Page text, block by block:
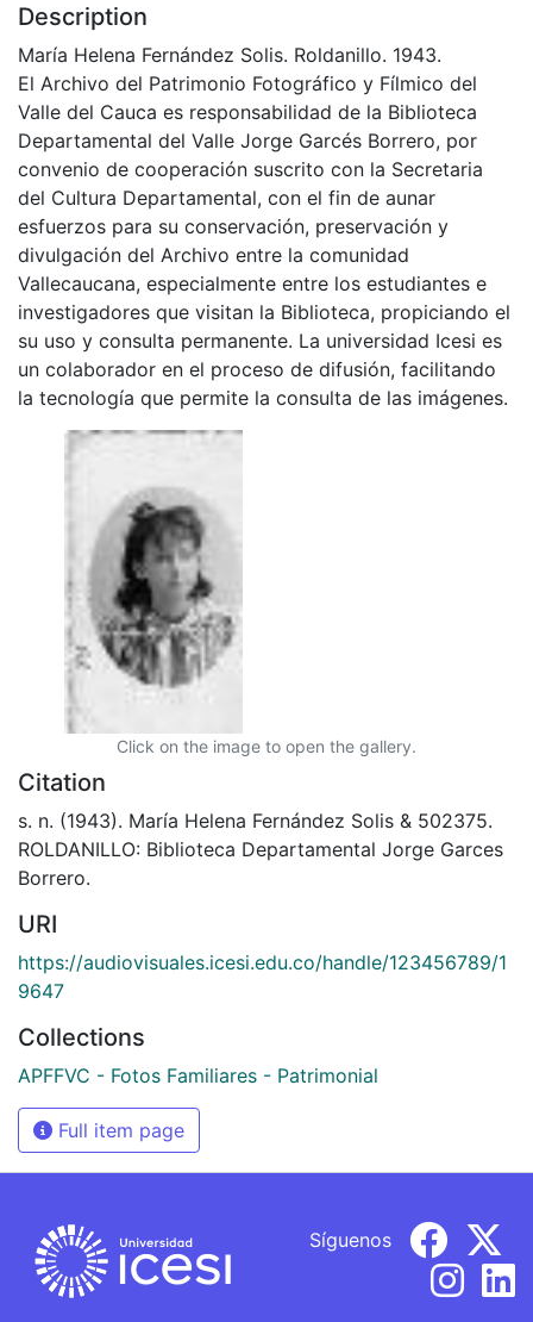
Description
María Helena Fernández Solis. Roldanillo. 1943.
El Archivo del Patrimonio Fotográfico y Fílmico del
Valle del Cauca es responsabilidad de la Biblioteca
Departamental del Valle Jorge Garcés Borrero, por
convenio de cooperación suscrito con la Secretaria
del Cultura Departamental, con el fin de aunar
esfuerzos para su conservación, preservación y
divulgación del Archivo entre la comunidad
Vallecaucana, especialmente entre los estudiantes e
investigadores que visitan la Biblioteca, propiciando el
su uso y consulta permanente. La universidad Icesi es
un colaborador en el proceso de difusión, facilitando
la tecnología que permite la consulta de las imágenes.
Click on the image to open the gallery.
Citation
s. n. (1943). María Helena Fernández Solis & 502375.
ROLDANILLO: Biblioteca Departamental Jorge Garces
Borrero.
URI
https://audiovisuales.icesi.edu.co/handle/123456789/1
9647
Collections
APFFVC - Fotos Familiares - Patrimonial
Full item page
Síguenos